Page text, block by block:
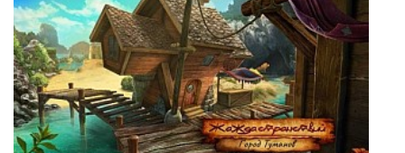
Goblins of Elderstone